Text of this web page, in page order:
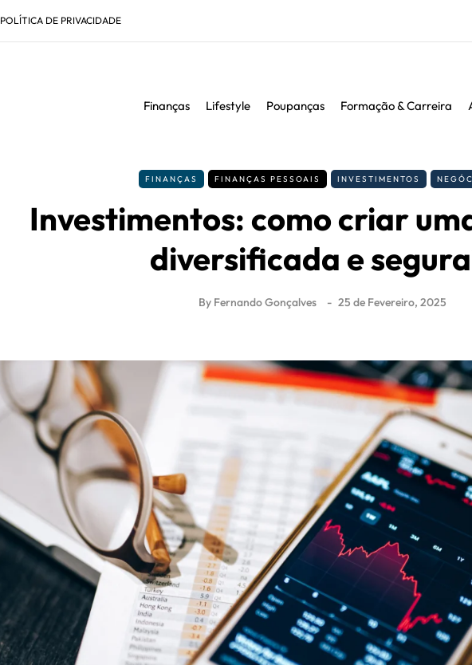
POLÍTICA DE PRIVACIDADE
Finanças Lifestyle Poupanças Formação & Carreira
FINANÇAS FINANÇAS PESSOAIS INVESTIMENTOS
Investimentos: como criar
diversificada e
By Fernando Gonçalves 25 de Fevereiro, 2025